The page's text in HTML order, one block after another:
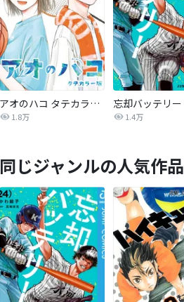
アオのハコ タテカラー版【タテヨミ】
1.8万
忘却バッテリー
1.4万
同じジャンルの人気作品